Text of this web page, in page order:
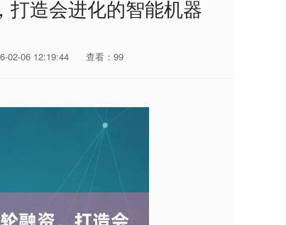
打造会进化的智能机器
02-06 12:19:44 查看：99